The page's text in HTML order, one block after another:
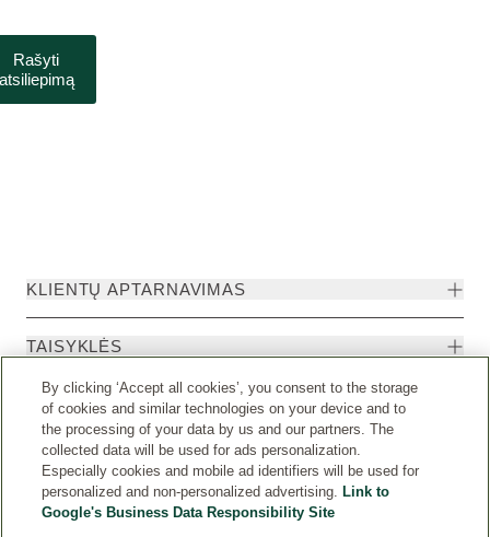
Rašyti
KLIENTŲ APTARNAVIMAS
TAISYKLĖS
By clicking ‘Accept all cookies’, you consent to the storage
of cookies and similar technologies on your device and to
the processing of your data by us and our partners. The
collected data will be used for ads personalization.
Especially cookies and mobile ad identifiers will be used for
personalized and non-personalized advertising. Link to
Google's Business Data Responsibility Site